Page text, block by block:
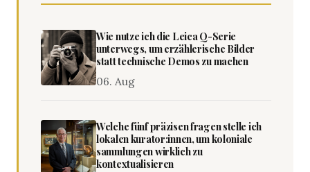
Wie nutze ich die Leica Q-Serie
unterwegs, um erzählerische Bilder
statt technische Demos zu machen
06. Aug
Welche fünf präzisen fragen stelle ich
lokalen kurator:innen, um koloniale
sammlungen wirklich zu
kontextualisieren